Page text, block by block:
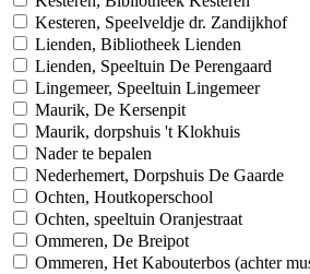
Kesteren, Speelveldje dr. Zandijkhof
Lienden, Bibliotheek Lienden
Lienden, Speeltuin De Perengaard
Lingemeer, Speeltuin Lingemeer
Maurik, De Kersenpit
Maurik, dorpshuis 't Klokhuis
Nader te bepalen
Nederhemert, Dorpshuis De Gaarde
Ochten, Houtkoperschool
Ochten, speeltuin Oranjestraat
Ommeren, De Breipot
Ommeren, Het Kabouterbos (achter